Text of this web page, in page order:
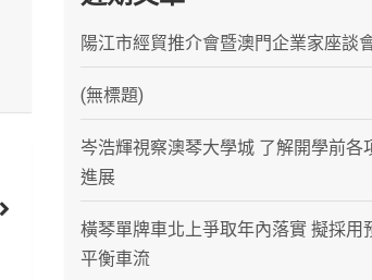
陽江市經貿推介會暨澳門企業家座談
(無標題)
岑浩輝視察澳琴大學城 了解開學前各
進展
橫琴單牌車北上爭取年內落實 擬採用
平衡車流